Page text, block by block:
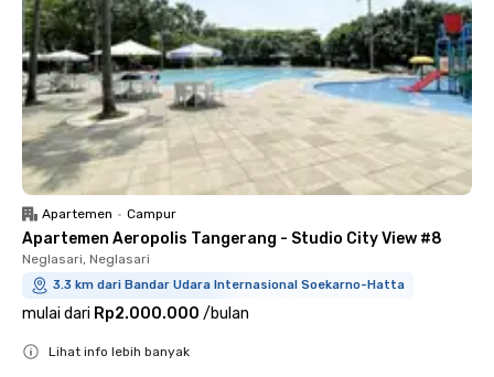
Apartemen • Campur
Apartemen Aeropolis Tangerang - Studio City View #8
Neglasari, Neglasari
3.3 km dari Bandar Udara Internasional Soekarno-Hatta
mulai dari Rp2.000.000 /bulan
Lihat info lebih banyak